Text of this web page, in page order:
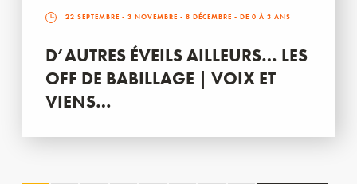
22 SEPTEMBRE - 3 NOVEMBRE - 8 DÉCEMBRE - DE 0 À 3 ANS
D’AUTRES ÉVEILS AILLEURS… LES
OFF DE BABILLAGE | VOIX ET
VIENS…